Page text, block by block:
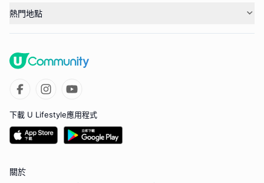
熱門地點
下載 U Lifestyle應用程式
關於